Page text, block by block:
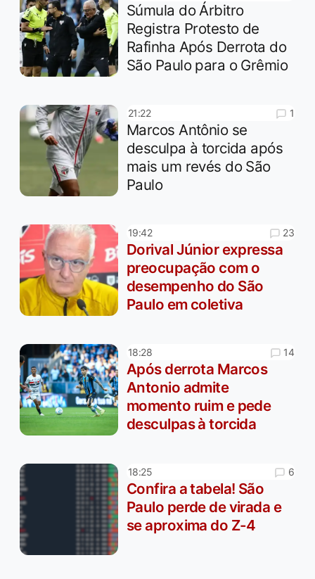
Súmula do Árbitro
Registra Protesto de
Rafinha Após Derrota do
São Paulo para o Grêmio
21:22 1
Marcos Antônio se
desculpa à torcida após
mais um revés do São
Paulo
19:42 23
Dorival Júnior expressa
preocupação com o
desempenho do São
Paulo em coletiva
18:28 14
Após derrota Marcos
Antonio admite
momento ruim e pede
desculpas à torcida
18:25 6
Confira a tabela! São
Paulo perde de virada e
se aproxima do Z-4